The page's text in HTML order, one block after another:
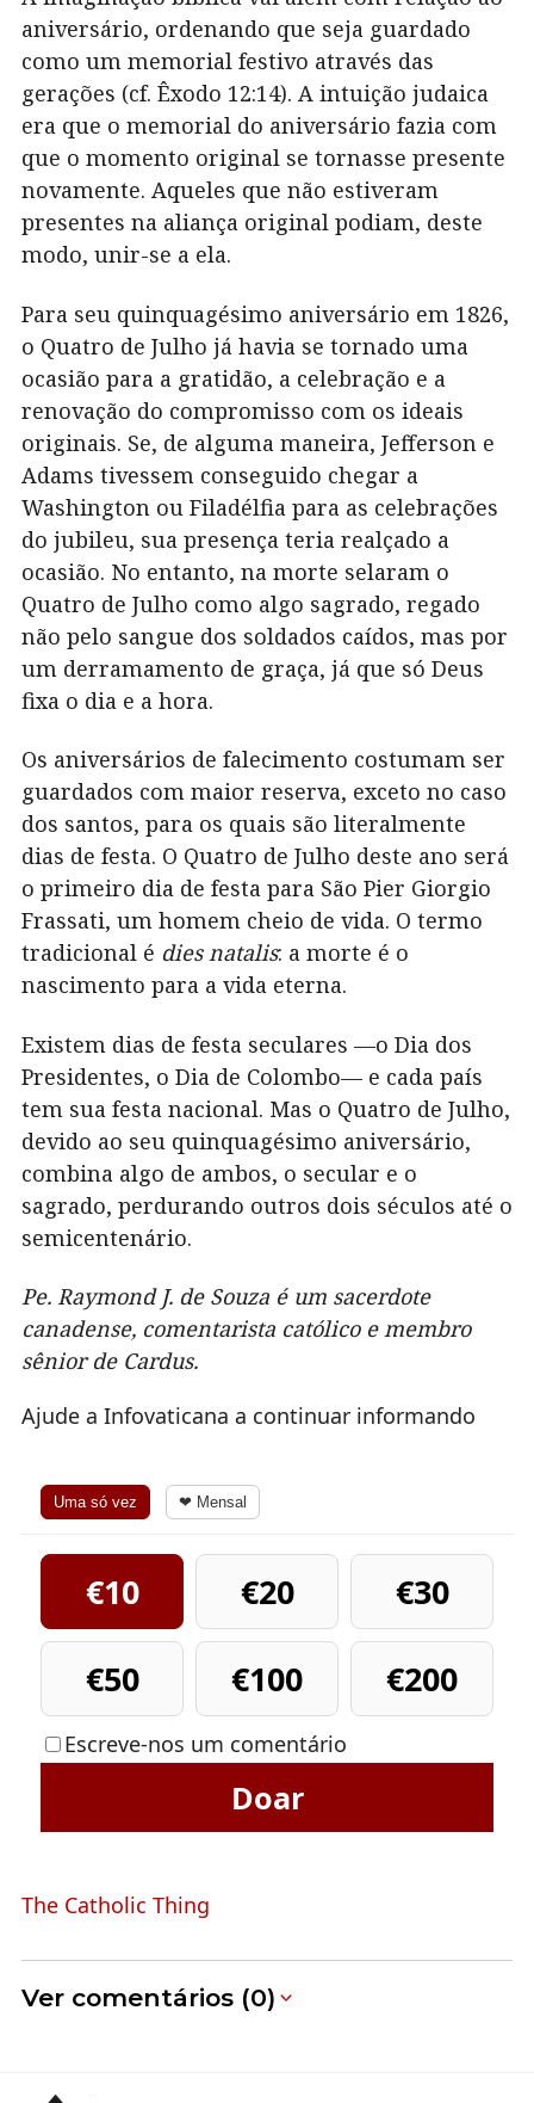
aniversário, ordenando que seja guardado
como um memorial festivo através das
gerações (cf. Êxodo 12:14). A intuição judaica
era que o memorial do aniversário fazia com
que o momento original se tornasse presente
novamente. Aqueles que não estiveram
presentes na aliança original podiam, deste
modo, unir-se a ela.
Para seu quinquagésimo aniversário em 1826,
o Quatro de Julho já havia se tornado uma
ocasião para a gratidão, a celebração e a
renovação do compromisso com os ideais
originais. Se, de alguma maneira, Jefferson e
Adams tivessem conseguido chegar a
Washington ou Filadélfia para as celebrações
do jubileu, sua presença teria realçado a
ocasião. No entanto, na morte selaram o
Quatro de Julho como algo sagrado, regado
não pelo sangue dos soldados caídos, mas por
um derramamento de graça, já que só Deus
fixa o dia e a hora.
Os aniversários de falecimento costumam ser
guardados com maior reserva, exceto no caso
dos santos, para os quais são literalmente
dias de festa. O Quatro de Julho deste ano será
o primeiro dia de festa para São Pier Giorgio
Frassati, um homem cheio de vida. O termo
tradicional é dies natalis: a morte é o
nascimento para a vida eterna.
Existem dias de festa seculares —o Dia dos
Presidentes, o Dia de Colombo— e cada país
tem sua festa nacional. Mas o Quatro de Julho,
devido ao seu quinquagésimo aniversário,
combina algo de ambos, o secular e o
sagrado, perdurando outros dois séculos até o
semicentenário.
Pe. Raymond J. de Souza é um sacerdote
canadense, comentarista católico e membro
sênior de Cardus.
Ajude a Infovaticana a continuar informando
Uma só vez ❤ Mensal
€10 €20
€30
€50
€100 €200
Escreve-nos um comentário
Doar
The Catholic Thing
Ver comentários (0)